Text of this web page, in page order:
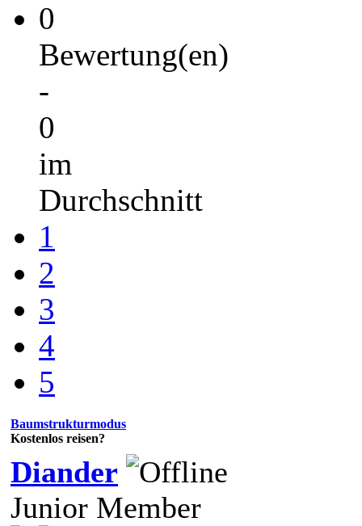
0
Bewertung(en)
-
0
im
Durchschnitt
1
2
3
4
5
Baumstrukturmodus
Kostenlos reisen?
Diander
Junior Member